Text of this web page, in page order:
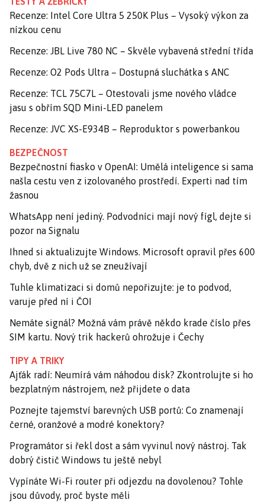
Recenze: Intel Core Ultra 5 250K Plus – Vysoký výkon za
nízkou cenu
Recenze: JBL Live 780 NC – Skvěle vybavená střední třída
Recenze: O2 Pods Ultra – Dostupná sluchátka s ANC
Recenze: TCL 75C7L – Otestovali jsme nového vládce
jasu s obřím SQD Mini-LED panelem
Recenze: JVC XS-E934B – Reproduktor s powerbankou
BEZPEČNOST
Bezpečnostní fiasko v OpenAI: Umělá inteligence si sama
našla cestu ven z izolovaného prostředí. Experti nad tím
žasnou
WhatsApp není jediný. Podvodníci mají nový fígl, dejte si
pozor na Signalu
Ihned si aktualizujte Windows. Microsoft opravil přes 600
chyb, dvě z nich už se zneužívají
Tuhle klimatizaci si domů nepořizujte: je to podvod,
varuje před ní i ČOI
Nemáte signál? Možná vám právě někdo krade číslo přes
SIM kartu. Nový trik hackerů ohrožuje i Čechy
TIPY A TRIKY
Ajťák radí: Neumírá vám náhodou disk? Zkontrolujte si ho
bezplatným nástrojem, než přijdete o data
Poznejte tajemství barevných USB portů: Co znamenají
černé, oranžové a modré konektory?
Programátor si řekl dost a sám vyvinul nový nástroj. Tak
dobrý čistič Windows tu ještě nebyl
Vypínáte Wi-Fi router při odjezdu na dovolenou? Tohle
jsou důvody, proč byste měli